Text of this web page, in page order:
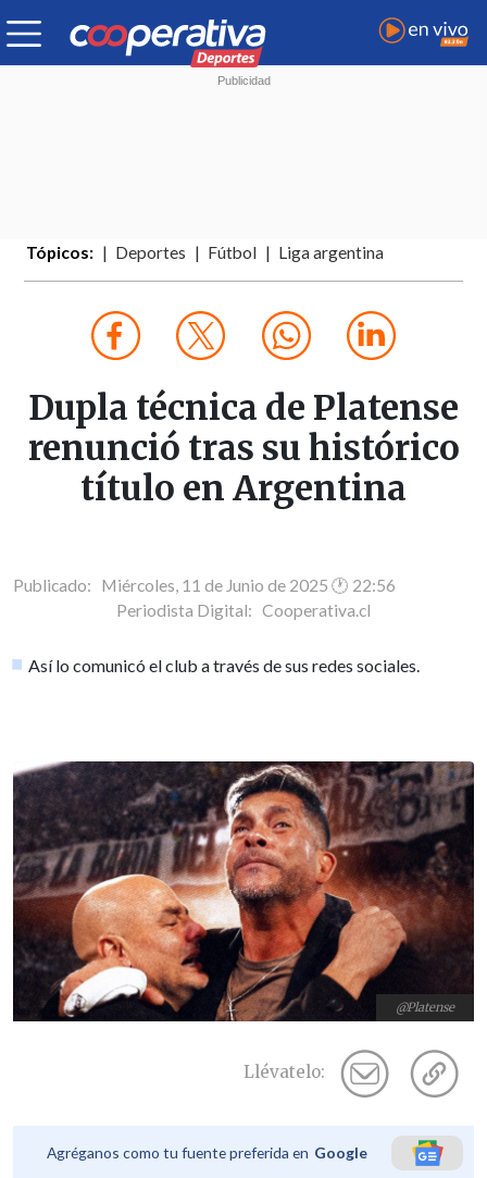
Tópicos: Deportes Fútbol Liga argentina
Dupla técnica de Platense
renunció tras su histórico
título en Argentina
Publicado: Miércoles, 11 de Junio de 2025 🕐 22:56
Periodista Digital: Cooperativa.cl
Así lo comunicó el club a través de sus redes sociales.
@Platense
Llévatelo:
Agréganos como tu fuente preferida en Google